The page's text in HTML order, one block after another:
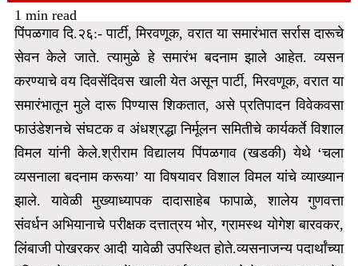
1 min read
पिंपळगाव दि.२६:- पार्टी, मिरवणूक, वरात या समारंभात सर्रास दारूचे
सेवन केले जाते. त्यामुळे हे समारंभ बदनाम झाले आहेत. व्यसन
करण्याचे वय दिवसेंदिवस खाली येत असून पार्टी, मिरवणूक, वरात या
समारंभातून मुले दारू पिण्यास शिकतात, असे प्रतिपादन विवेकवसा
फाउंडेशनचे संघटक व अंधश्रद्धा निर्मूलन समितीचे कार्यकर्ते विशाल
विमल यांनी केले.श्रीराम विद्यालय पिंपळगाव (खडकी) येथे ‘चला
व्यसनाला बदनाम करूया’ या विषयावर विशाल विमल यांचे व्याख्यान
झाले. यावेळी मुख्याध्यापक दादासाहेब फापाळे, शालेय गुणवत्ता
संवर्धन अभियानाचे परीक्षक दत्तात्रय भोर, ग्रामस्थ योगेश बारवकर,
लिंबाजी पोखरकर आदी यावेळी उपस्थित होते.व्यसनाजन्य पदार्थांच्या